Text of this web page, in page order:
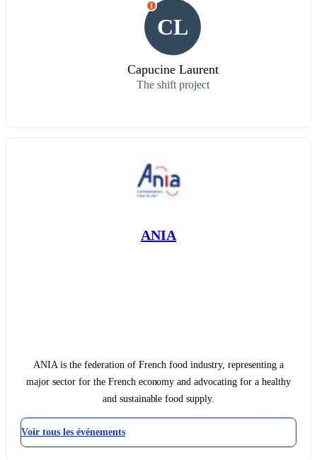
CL
I
Capucine Laurent
The shift project
ANIA
ANIA is the federation of French food industry, representing a
major sector for the French economy and advocating for a healthy
and sustainable food supply.
Voir tous les événements